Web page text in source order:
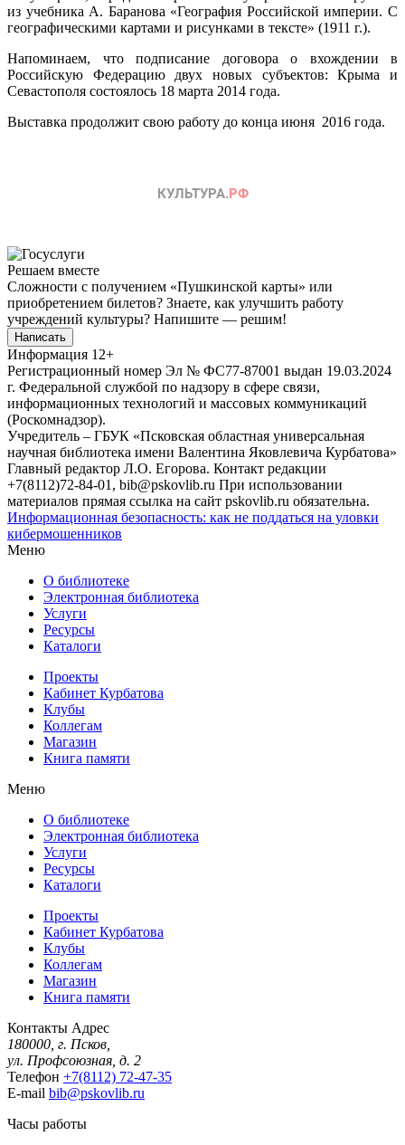
из учебника А. Баранова «География Российской империи. С
географическими картами и рисунками в тексте» (1911 г.).
Напоминаем, что подписание договора о вхождении в
Российскую Федерацию двух новых субъектов: Крыма и
Севастополя состоялось 18 марта 2014 года.
Выставка продолжит свою работу до конца июня 2016 года.
Решаем вместе
Сложности с получением «Пушкинской карты» или
приобретением билетов? Знаете, как улучшить работу
учреждений культуры? Напишите — решим!
Написать
Информация 12+
Регистрационный номер Эл № ФС77-87001 выдан 19.03.2024
г. Федеральной службой по надзору в сфере связи,
информационных технологий и массовых коммуникаций
(Роскомнадзор).
Учредитель – ГБУК «Псковская областная универсальная
научная библиотека имени Валентина Яковлевича Курбатова»
Главный редактор Л.О. Егорова. Контакт редакции
+7(8112)72-84-01, bib@pskovlib.ru При использовании
материалов прямая ссылка на сайт pskovlib.ru обязательна.
Информационная безопасность: как не поддаться на уловки
кибермошенников
Меню
О библиотеке
Электронная библиотека
Услуги
Ресурсы
Каталоги
Проекты
Кабинет Курбатова
Клубы
Коллегам
Магазин
Книга памяти
Меню
О библиотеке
Электронная библиотека
Услуги
Ресурсы
Каталоги
Проекты
Кабинет Курбатова
Клубы
Коллегам
Магазин
Книга памяти
Контакты Адрес
180000, г. Псков,
ул. Профсоюзная, д. 2
Телефон +7(8112) 72-47-35
E-mail bib@pskovlib.ru
Часы работы